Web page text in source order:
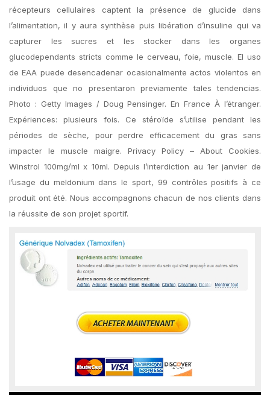
récepteurs cellulaires captent la présence de glucide dans
l’alimentation, il y aura synthèse puis libération d’insuline qui va
capturer les sucres et les stocker dans les organes
glucodependants stricts comme le cerveau, foie, muscle. El uso
de EAA puede desencadenar ocasionalmente actos violentos en
individuos que no presentaron previamente tales tendencias.
Photo : Getty Images / Doug Pensinger. En France À l’étranger.
Expériences: plusieurs fois. Ce stéroïde s’utilise pendant les
périodes de sèche, pour perdre efficacement du gras sans
impacter le muscle maigre. Privacy Policy – About Cookies.
Winstrol 100mg/ml x 10ml. Depuis l’interdiction au 1er janvier de
l’usage du meldonium dans le sport, 99 contrôles positifs à ce
produit ont été. Nous accompagnons chacun de nos clients dans
la réussite de son projet sportif.